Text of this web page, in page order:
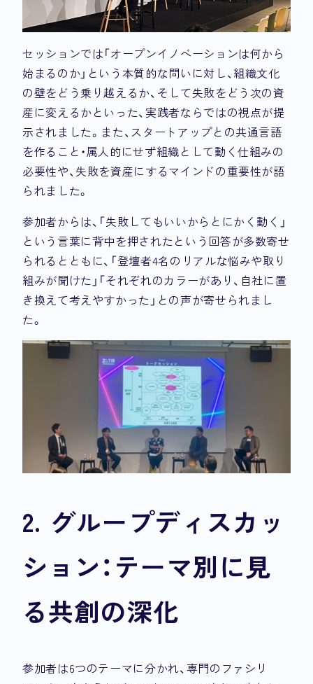
セッションでは「オープンイノベーションは何から
始まるのか」という本質的な問いに対し、組織文化
の壁をどう乗り越えるか、そして失敗をどう次の資
産に変えるかといった、実践者ならではの視点が提
示されました。また、スタートアップとの共通言語
を作ること・属人的にせず組織として動く仕組みの
必要性や、失敗を資産にするマインドの重要性が語
られました。
参加者からは、「失敗してもいいからとにかく動く」
という言葉に背中を押されたという回答が多数寄せ
られるとともに、「登壇者4名のリアルな悩みや取り
組みが聞けた」「それぞれのカラーがあり、自社に置
き換えて考えやすかった」との声が寄せられまし
た。
2. グループディスカッ
ション：テーマ別に見
る共創の深化
参加者は6つのテーマに分かれ、専門のファシリ